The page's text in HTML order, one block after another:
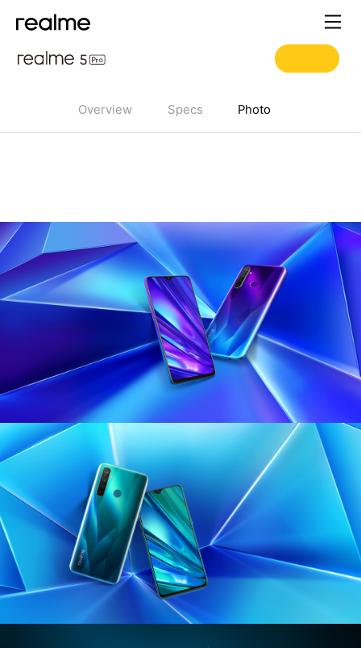
Overview Specs Photo